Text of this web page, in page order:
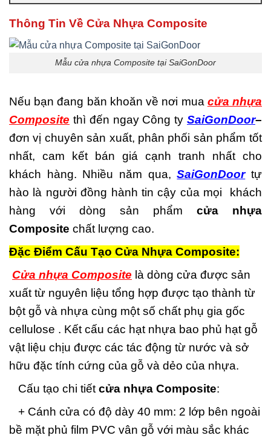
Thông Tin Về Cửa Nhựa Composite
Mẫu cửa nhựa Composite tại SaiGonDoor
Nếu bạn đang băn khoăn về nơi mua cửa nhựa
Composite thì đến ngay Công ty SaiGonDoor–
đơn vị chuyên sản xuất, phân phối sản phẩm tốt
nhất, cam kết bán giá cạnh tranh nhất cho
khách hàng. Nhiều năm qua,SaiGonDoortự
hào là người đồng hành tin cậy của mọi khách
hàng với dòng sản phẩm cửa nhựa
Composite chất lượng cao.
Đặc Điểm Cấu Tạo Cửa Nhựa Composite:
Cửa nhựa Composite là dòng cửa được sản
xuất từ nguyên liệu tổng hợp được tạo thành từ
bột gỗ và nhựa cùng một số chất phụ gia gốc
cellulose . Kết cấu các hạt nhựa bao phủ hạt gỗ
vật liệu chịu được các tác động từ nước và sở
hữu đặc tính cứng của gỗ và dẻo của nhựa.
Cấu tạo chi tiết cửa nhựa Composite:
+ Cánh cửa có độ dày 40 mm: 2 lớp bên ngoài
bề mặt phủ film PVC vân gỗ với màu sắc khác